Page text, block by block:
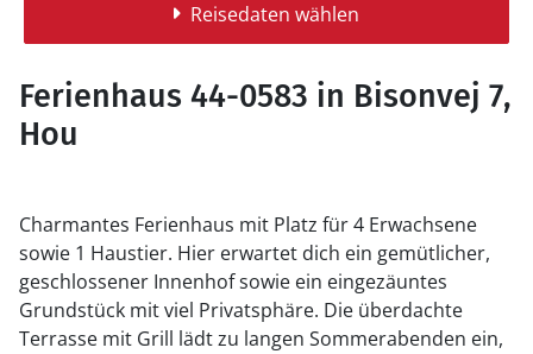
Reisedaten wählen
Ferienhaus 44-0583 in Bisonvej 7,
Hou
Charmantes Ferienhaus mit Platz für 4 Erwachsene
sowie 1 Haustier. Hier erwartet dich ein gemütlicher,
geschlossener Innenhof sowie ein eingezäuntes
Grundstück mit viel Privatsphäre. Die überdachte
Terrasse mit Grill lädt zu langen Sommerabenden ein,